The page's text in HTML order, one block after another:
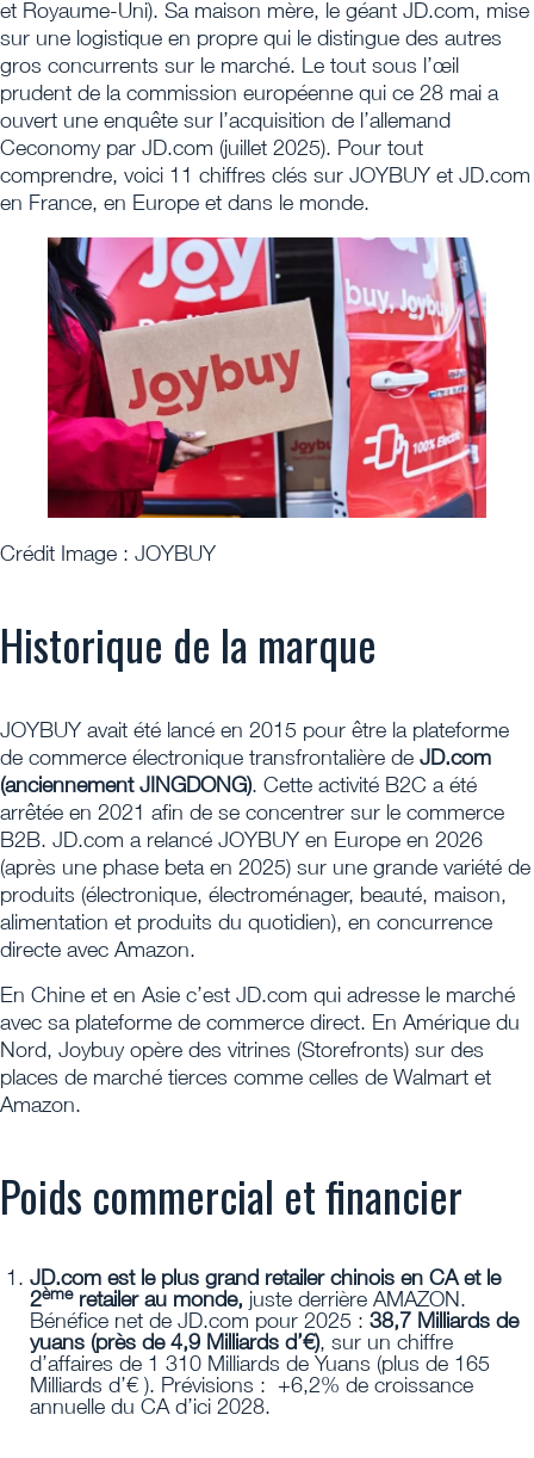
et Royaume-Uni). Sa maison mère, le géant JD.com, mise
sur une logistique en propre qui le distingue des autres
gros concurrents sur le marché. Le tout sous l’œil
prudent de la commission européenne qui ce 28 mai a
ouvert une enquête sur l’acquisition de l’allemand
Ceconomy par JD.com (juillet 2025). Pour tout
comprendre, voici 11 chiffres clés sur JOYBUY et JD.com
en France, en Europe et dans le monde.
Crédit Image : JOYBUY
Historique de la marque
JOYBUY avait été lancé en 2015 pour être la plateforme
de commerce électronique transfrontalière de JD.com
(anciennement JINGDONG). Cette activité B2C a été
arrêtée en 2021 afin de se concentrer sur le commerce
B2B. JD.com a relancé JOYBUY en Europe en 2026
(après une phase beta en 2025) sur une grande variété de
produits (électronique, électroménager, beauté, maison,
alimentation et produits du quotidien), en concurrence
directe avec Amazon.
En Chine et en Asie c’est JD.com qui adresse le marché
avec sa plateforme de commerce direct. En Amérique du
Nord, Joybuy opère des vitrines (Storefronts) sur des
places de marché tierces comme celles de Walmart et
Amazon.
Poids commercial et financier
JD.com est le plus grand retailer chinois en CA et le
2èmeretailer au monde, juste derrière AMAZON.
Bénéfice net de JD.com pour 2025 : 38,7 Milliards de
yuans (près de 4,9 Milliards d’€), sur un chiffre
d’affaires de 1 310 Milliards de Yuans (plus de 165
Milliards d’€ ). Prévisions : +6,2% de croissance
annuelle du CA d’ici 2028.